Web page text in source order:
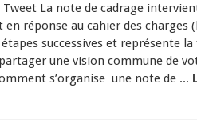
Tweet La note de cadrage
en réponse au cahier des
successives et représente
une vision commune de
s’organise une note de ...